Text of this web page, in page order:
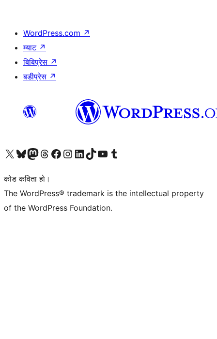
WordPress.com ↗
म्याट ↗
बिबिप्रेस ↗
बडीप्रेस ↗
हाम्रो X (पहिले ट्विटर) खातामा जानुहोस्
हाम्रो Bluesky खाता भ्रमण गर्नुहोस्
हाम्रो म्यास्टोडन खाता भ्रमण गर्नुहोस्
हाम्रो थ्रेड्स खातामा जानुहोस्
हाम्रो फेसबुक पेजमा जानुहोस्
हाम्रो इन्स्टाग्राम खातामा जानुहोस्
हाम्रो लिङ्क्डइन खातामा जानुहोस्
हाम्रो TikTok खाता भ्रमण गर्नुहोस्
हाम्रो युट्युब च्यानलमा जानुहोस्
हाम्रो टम्बलर खाता भ्रमण गर्नुहोस्
कोड कविता हो।
The WordPress® trademark is the intellectual property
of the WordPress Foundation.